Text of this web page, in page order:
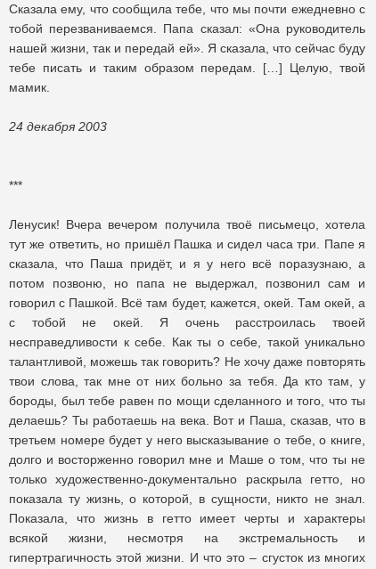
Сказала ему, что сообщила тебе, что мы почти ежедневно с
тобой перезваниваемся. Папа сказал: «Она руководитель
нашей жизни, так и передай ей». Я сказала, что сейчас буду
тебе писать и таким образом передам. […] Целую, твой
мамик.
24 декабря 2003
***
Ленусик! Вчера вечером получила твоё письмецо, хотела
тут же ответить, но пришёл Пашка и сидел часа три. Папе я
сказала, что Паша придёт, и я у него всё поразузнаю, а
потом позвоню, но папа не выдержал, позвонил сам и
говорил с Пашкой. Всё там будет, кажется, окей. Там окей, а
с тобой не окей. Я очень расстроилась твоей
несправедливости к себе. Как ты о себе, такой уникально
талантливой, можешь так говорить? Не хочу даже повторять
твои слова, так мне от них больно за тебя. Да кто там, у
бороды, был тебе равен по мощи сделанного и того, что ты
делаешь? Ты работаешь на века. Вот и Паша, сказав, что в
третьем номере будет у него высказывание о тебе, о книге,
долго и восторженно говорил мне и Маше о том, что ты не
только художественно-документально раскрыла гетто, но
показала ту жизнь, о которой, в сущности, никто не знал.
Показала, что жизнь в гетто имеет черты и характеры
всякой жизни, несмотря на экстремальность и
гипертрагичность этой жизни. И что это – сгусток из многих